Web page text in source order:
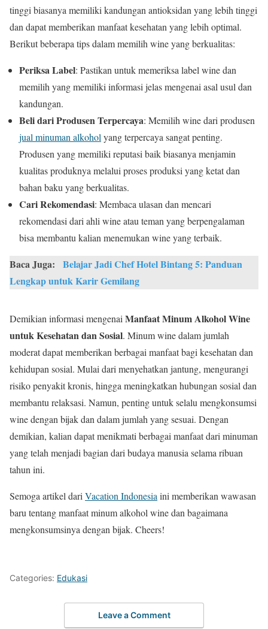
tinggi biasanya memiliki kandungan antioksidan yang lebih tinggi
dan dapat memberikan manfaat kesehatan yang lebih optimal.
Berikut beberapa tips dalam memilih wine yang berkualitas:
Periksa Label: Pastikan untuk memeriksa label wine dan
memilih yang memiliki informasi jelas mengenai asal usul dan
kandungan.
Beli dari Produsen Terpercaya: Memilih wine dari produsen
jual minuman alkohol yang terpercaya sangat penting.
Produsen yang memiliki reputasi baik biasanya menjamin
kualitas produknya melalui proses produksi yang ketat dan
bahan baku yang berkualitas.
Cari Rekomendasi: Membaca ulasan dan mencari
rekomendasi dari ahli wine atau teman yang berpengalaman
bisa membantu kalian menemukan wine yang terbaik.
Baca Juga:
Belajar Jadi Chef Hotel Bintang 5: Panduan
Lengkap untuk Karir Gemilang
Demikian informasi mengenai Manfaat Minum Alkohol Wine
untuk Kesehatan dan Sosial. Minum wine dalam jumlah
moderat dapat memberikan berbagai manfaat bagi kesehatan dan
kehidupan sosial. Mulai dari menyehatkan jantung, mengurangi
risiko penyakit kronis, hingga meningkatkan hubungan sosial dan
membantu relaksasi. Namun, penting untuk selalu mengkonsumsi
wine dengan bijak dan dalam jumlah yang sesuai. Dengan
demikian, kalian dapat menikmati berbagai manfaat dari minuman
yang telah menjadi bagian dari budaya manusia selama ribuan
tahun ini.
Semoga artikel dari Vacation Indonesia ini memberikan wawasan
baru tentang manfaat minum alkohol wine dan bagaimana
mengkonsumsinya dengan bijak. Cheers!
Categories: Edukasi
Leave a Comment